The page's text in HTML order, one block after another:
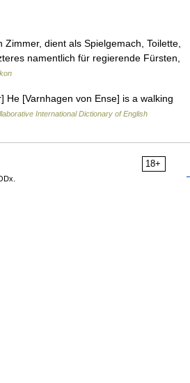
dient als Spielgemach, Toilette,
namentlich für regierende Fürsten,
[Varnhagen von Ense] is a walking
International Dictionary of English
18+